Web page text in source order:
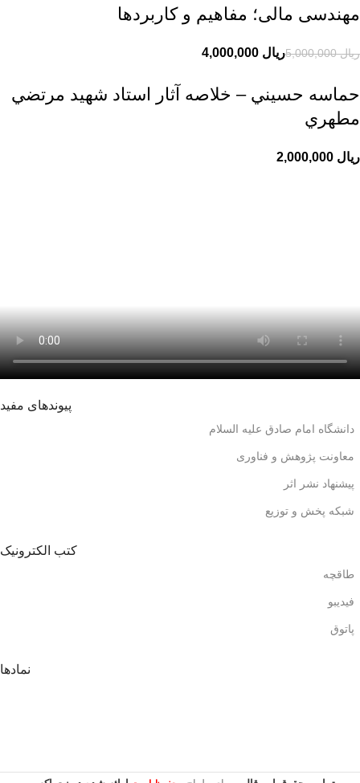
مهندسی مالی؛ مفاهیم و کاربردها
ریال5,000,000 ریال
حماسه حسيني – خلاصه آثار استاد شهيد مرتضي
مطهري
ریال
پیوندهای مفید
دانشگاه امام صادق علیه السلام
معاونت پژوهش و فناوری
پیشنهاد نشر اثر
شبکه پخش و توزیع
کتب الکترونیک
طاقچه
فیدیبو
پاتوق
نمادها